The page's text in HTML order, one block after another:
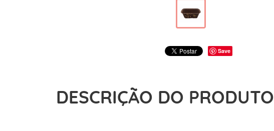
Save
DESCRIÇÃO DO PRODUTO